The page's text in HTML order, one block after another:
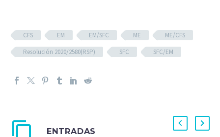
CFS EM EM/SFC ME
ME/CFS
Resolución 2020/2580(RSP)
SFC SFC/EM
ENTRADAS